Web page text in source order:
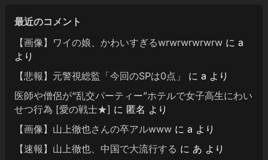
最近のコメント
【画像】ワイの娘、かわいすぎるwrwrwrwrwrwに a
より
【悲報】元警視総監「今回のSPは0点」
に a より
医師や僧侶が“乱交パーティー”ホテルで女子高生にわい
せつ行為 [愛の戦士★] に 匿名 より
【画像】山上徹也さんの卒アルwwwに a より
【速報】山上徹也、中国で大流行する に あ より